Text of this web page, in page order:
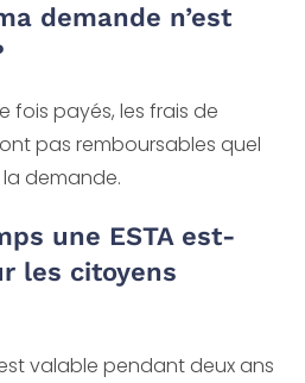
demande n’est
fois payés, les frais de
pas remboursables quel
demande.
une ESTA est-
les citoyens
valable pendant deux ans